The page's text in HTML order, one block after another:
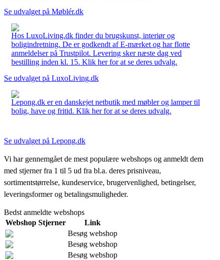
Se udvalget på Møblér.dk
Hos LuxoLiving.dk finder du brugskunst, interiør og
boligindretning. De er godkendt af E-mærket og har flotte
anmeldelser på Trustpilot. Levering sker næste dag ved
bestilling inden kl. 15. Klik her for at se deres udvalg.
Se udvalget på LuxoLiving.dk
Lepong.dk er en danskejet netbutik med møbler og lamper til
bolig, have og fritid. Klik her for at se deres udvalg.
Se udvalget på Lepong.dk
Vi har gennemgået de mest populære webshops og anmeldt dem
med stjerner fra 1 til 5 ud fra bl.a. deres prisniveau,
sortimentstørrelse, kundeservice, brugervenlighed, betingelser,
leveringsformer og betalingsmuligheder.
Bedst anmeldte webshops
Webshop Stjerner
Link
Besøg webshop
Besøg webshop
Besøg webshop